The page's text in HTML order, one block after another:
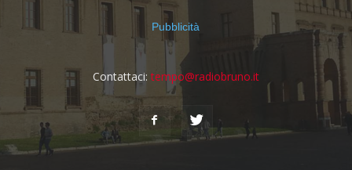
Pubblicità
Contattaci: tempo@radiobruno.it